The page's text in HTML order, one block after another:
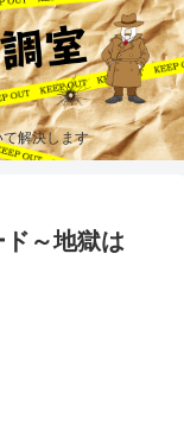
解決します
～地獄は